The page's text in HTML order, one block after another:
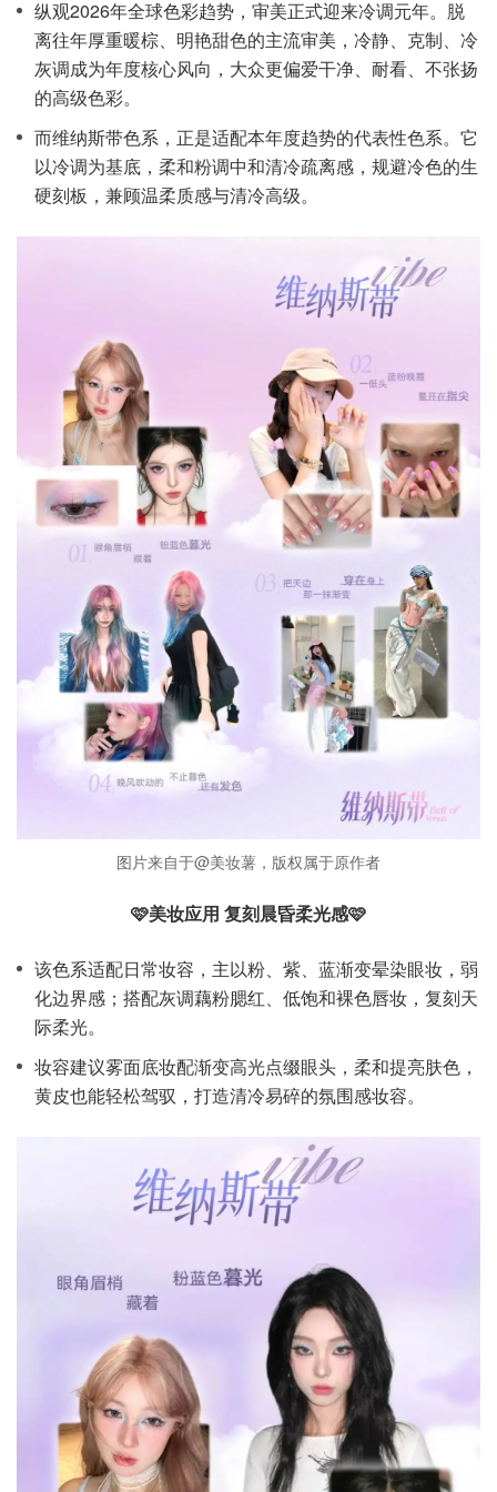
纵观2026年全球色彩趋势，审美正式迎来冷调元年。脱
离往年厚重暖棕、明艳甜色的主流审美，冷静、克制、冷
灰调成为年度核心风向，大众更偏爱干净、耐看、不张扬
的高级色彩。
而维纳斯带色系，正是适配本年度趋势的代表性色系。它
以冷调为基底，柔和粉调中和清冷疏离感，规避冷色的生
硬刻板，兼顾温柔质感与清冷高级。
图片来自于@美妆薯，版权属于原作者
🩷美妆应用 复刻晨昏柔光感🩷
该色系适配日常妆容，主以粉、紫、蓝渐变晕染眼妆，弱
化边界感；搭配灰调藕粉腮红、低饱和裸色唇妆，复刻天
际柔光。
妆容建议雾面底妆配渐变高光点缀眼头，柔和提亮肤色，
黄皮也能轻松驾驭，打造清冷易碎的氛围感妆容。